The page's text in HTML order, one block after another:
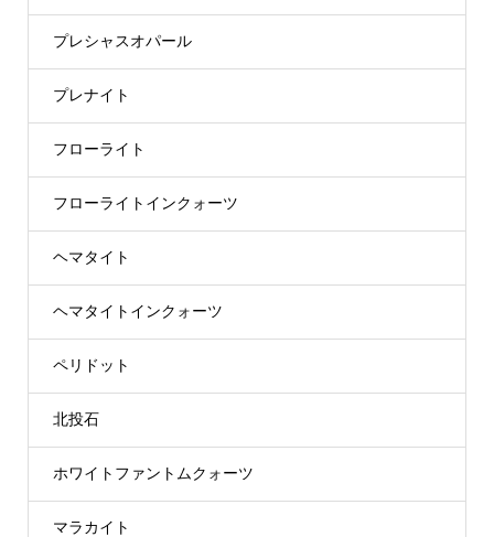
プレシャスオパール
プレナイト
フローライト
フローライトインクォーツ
ヘマタイト
ヘマタイトインクォーツ
ペリドット
北投石
ホワイトファントムクォーツ
マラカイト